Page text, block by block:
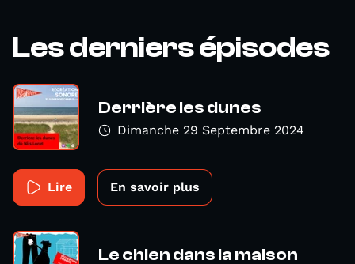
Les derniers épisodes
Derrière les dunes
Dimanche 29 Septembre 2024
Lire En savoir plus
Le chien dans la maison